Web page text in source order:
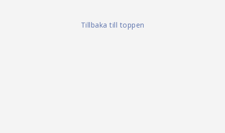
Tillbaka till toppen